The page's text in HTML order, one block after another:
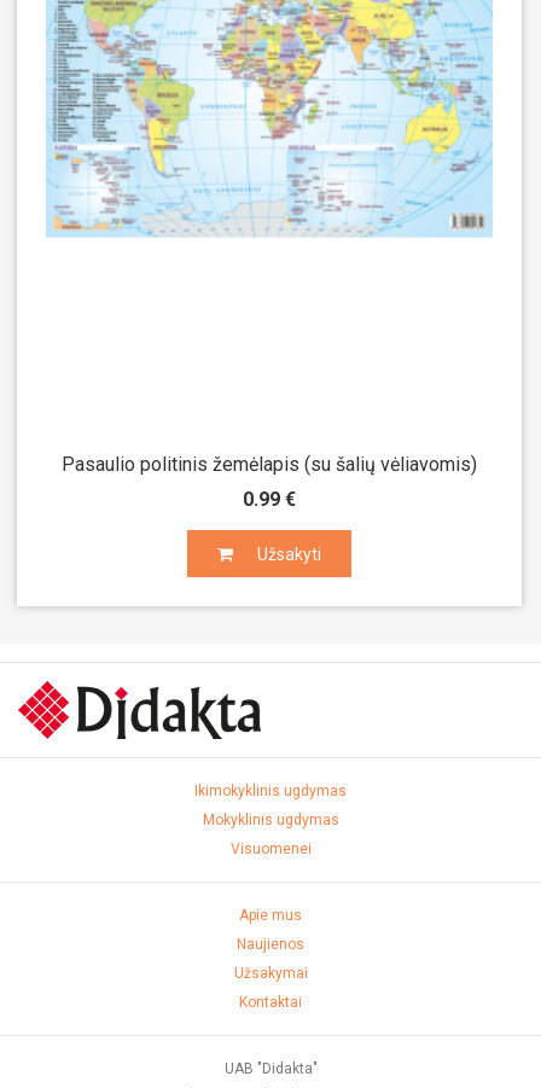
Pasaulio politinis žemėlapis (su šalių vėliavomis)
0.99 €
Užsakyti
Užsakyti
Ikimokyklinis ugdymas
Mokyklinis ugdymas
Visuomenei
Apie mus
Naujienos
Užsakymai
Kontaktai
UAB "Didakta"